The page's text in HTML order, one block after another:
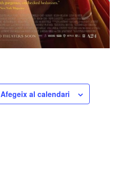
Afegeix al calendari